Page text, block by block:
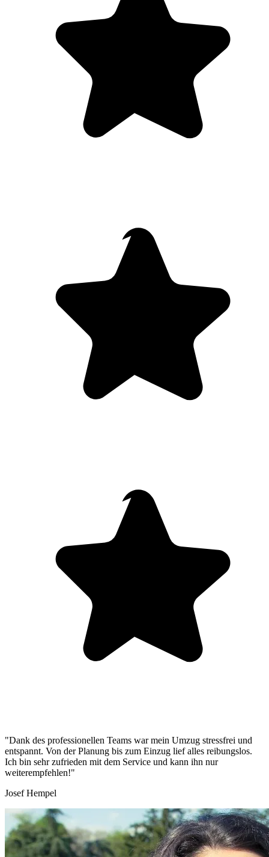
"Dank des professionellen Teams war mein Umzug stressfrei und
entspannt. Von der Planung bis zum Einzug lief alles reibungslos.
Ich bin sehr zufrieden mit dem Service und kann ihn nur
weiterempfehlen!"
Josef Hempel